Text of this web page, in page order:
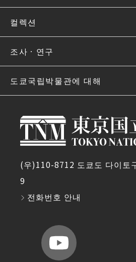
컬렉션
조사ㆍ연구
도쿄국립박물관에 대해
(우)110-8712 도쿄도 다이토
9
전화번호 안내